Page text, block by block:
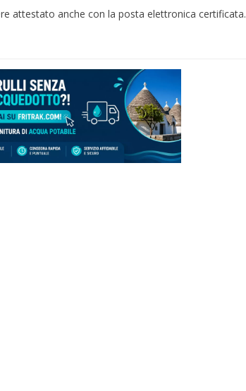
attestato anche con la posta elettronica certificata.